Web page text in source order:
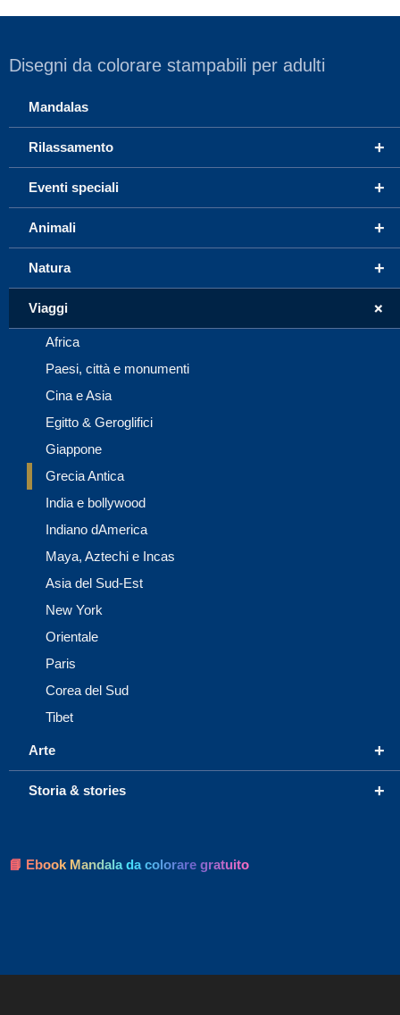
Disegni da colorare stampabili per adulti
Mandalas
+
Rilassamento
+
Eventi speciali
+
Animali
+
Natura
+
Viaggi
Africa
Paesi, città e monumenti
Cina e Asia
Egitto & Geroglifici
Giappone
Grecia Antica
India e bollywood
Indiano dAmerica
Maya, Aztechi e Incas
Asia del Sud-Est
New York
Orientale
Paris
Corea del Sud
Tibet
+
Arte
+
Storia & stories
📘 Ebook Mandala da colorare gratuito